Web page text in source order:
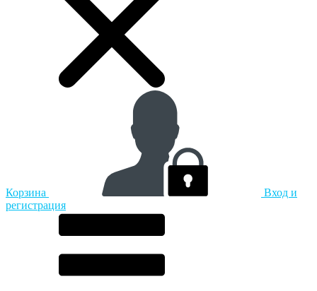
Корзина
Вход и
регистрация